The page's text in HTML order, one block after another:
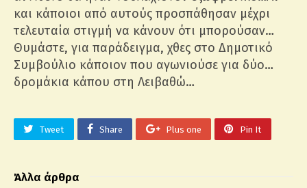
και κάποιοι από αυτούς προσπάθησαν μέχρι
τελευταία στιγμή να κάνουν ότι μπορούσαν…
Θυμάστε, για παράδειγμα, χθες στο Δημοτικό
Συμβούλιο κάποιον που αγωνιούσε για δύο…
δρομάκια κάπου στη Λειβαθώ…
Tweet Share Plus one Pin It
Άλλα άρθρα